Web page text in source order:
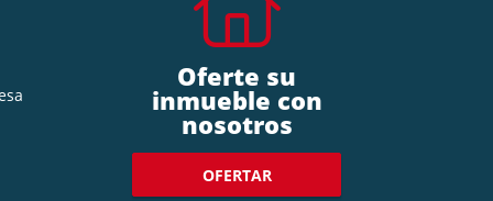
Oferte su
inmueble con
nosotros
OFERTAR